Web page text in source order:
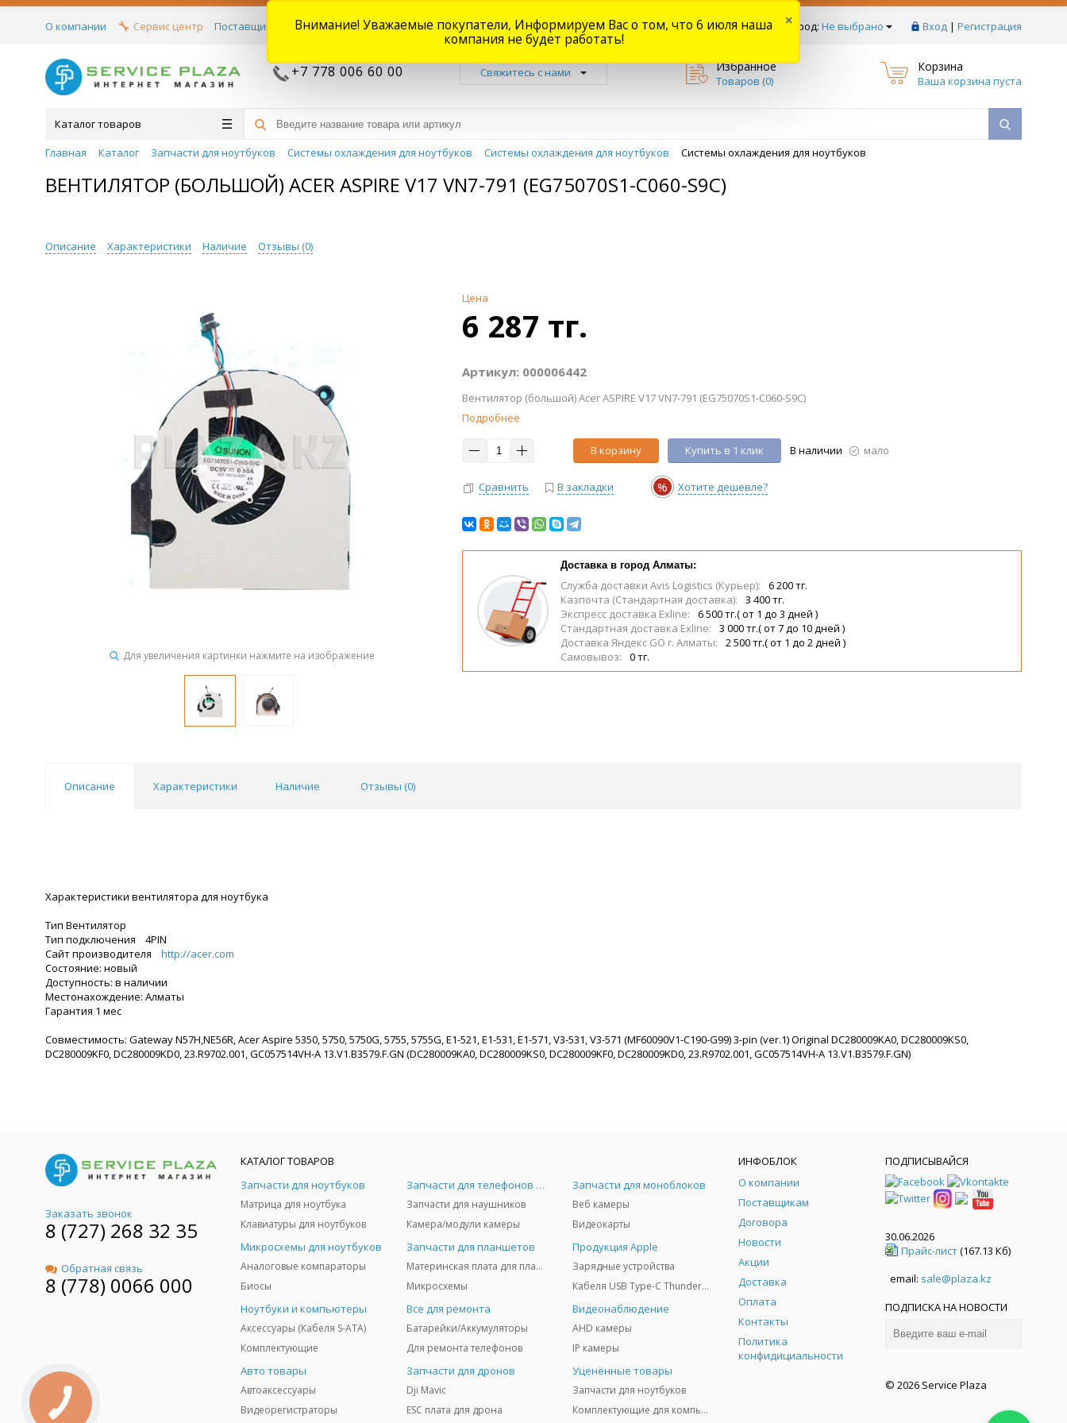
Ваш город: Не выбрано Вход | Регистрация
О компании Сервис центр Поставщикам Договора Новости Акции Доставка Оплата Наши магазины Форум Отзывы
+7 778 006 60 00 Свяжитесь с нами Избранное
Товаров (0)
Корзина
Ваша корзина пуста
Каталог товаров
Главная
Каталог Запчасти для ноутбуков Системы охлаждения для ноутбуков Системы охлаждения для ноутбуков Системы охлаждения для ноутбуков
ВЕНТИЛЯТОР (БОЛЬШОЙ) ACER ASPIRE V17 VN7-791 (EG75070S1-C060-S9C)
Описание Характеристики Наличие Отзывы (0)
Для увеличения картинки нажмите на изображение
Цена
6 287 тг.
Артикул: 000006442
Вентилятор (большой) Acer ASPIRE V17 VN7-791 (EG75070S1-C060-S9C)
Подробнее
В корзину Купить в 1 клик В наличии мало
Сравнить В закладки % Хотите дешевле?
Доставка в город Алматы:
Служба доставки Avis Logistics (Курьер):
6 200 тг.
Казпочта (Стандартная доставка):
3 400 тг.
Экспресс доставка Exline:
6 500 тг.( от 1 до 3 дней )
Стандартная доставка Exline:
3 000 тг.( от 7 до 10 дней )
Доставка Яндекс GO г. Алматы:
2 500 тг.( от 1 до 2 дней )
Самовывоз:
0 тг.
Описание Характеристики Наличие Отзывы (0)
Характеристики вентилятора для ноутбука
Тип Вентилятор
Тип подключения 4PIN
Сайт производителя http://acer.com
Состояние: новый
Доступность: в наличии
Местонахождение: Алматы
Гарантия 1 мес
Совместимость: Gateway N57H,NE56R, Acer Aspire 5350, 5750, 5750G, 5755, 5755G, E1-521, E1-531, E1-571, V3-531, V3-571 (MF60090V1-C190-G99) 3-pin (ver.1) Original DC280009KA0, DC280009KS0,
DC280009KF0, DC280009KD0, 23.R9702.001, GC057514VH-A 13.V1.B3579.F.GN (DC280009KA0, DC280009KS0, DC280009KF0, DC280009KD0, 23.R9702.001, GC057514VH-A 13.V1.B3579.F.GN)
Заказать звонок
8 (727) 268 32 35
Обратная связь
8 (778) 0066 000
КАТАЛОГ ТОВАРОВ
Запчасти для ноутбуков
Матрица для ноутбука
Клавиатуры для ноутбуков
Запчасти для телефонов и Airpods
Запчасти для наушников
Камера/модули камеры
Запчасти для моноблоков
Веб камеры
Видеокарты
Микросхемы для ноутбуков
Аналоговые компараторы
Биосы
Запчасти для планшетов
Материнская плата для планшетов
Микросхемы
Продукция Apple
Зарядные устройства
Кабеля USB Type-C Thunderbolt 3/4/5
Ноутбуки и компьютеры
Аксессуары (Кабеля S-ATA)
Комплектующие
Все для ремонта
Батарейки/Аккумуляторы
Для ремонта телефонов
Видеонаблюдение
AHD камеры
IP камеры
Авто товары
Автоаксессуары
Видеорегистраторы
Запчасти для дронов
Dji Mavic
ESC плата для дрона
Уценённые товары
Запчасти для ноутбуков
Комплектующие для компьютеров
ИНФОБЛОК
О компании
Поставщикам
Договора
Новости
Акции
Доставка
Оплата
Контакты
Политика
конфидициальности
ПОДПИСЫВАЙСЯ
30.06.2026
Прайс-лист(167.13 Кб)
email: sale@plaza.kz
ПОДПИСКА НА НОВОСТИ
© 2026 Service Plaza
Внимание! Уважаемые покупатели, Информируем Вас о том, что 6 июля наша
компания не будет работать!
×